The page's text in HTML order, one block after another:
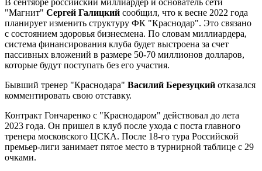
"Магнит" Сергей Галицкий сообщил, что к весне 2022 года
планирует изменить структуру ФК "Краснодар". Это связано
с состоянием здоровья бизнесмена. По словам миллиардера,
система финансирования клуба будет выстроена за счет
пассивных вложений в размере 50-70 миллионов долларов,
которые будут поступать без его участия.
Бывший тренер "Краснодара" Василий Березуцкий отказался
комментировать свою отставку.
Контракт Гончаренко с "Краснодаром" действовал до лета
2023 года. Он пришел в клуб после ухода с поста главного
тренера московского ЦСКА. После 18-го тура Российской
премьер-лиги занимает пятое место в турнирной таблице с 29
очками.